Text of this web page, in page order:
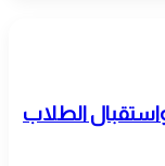
الطلاب